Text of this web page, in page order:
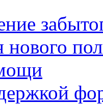
нового